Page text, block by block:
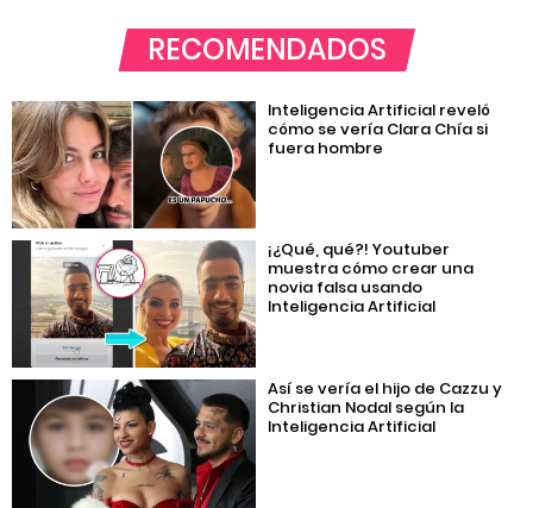
RECOMENDADOS
Inteligencia Artificial reveló
cómo se vería Clara Chía si
fuera hombre
¡¿Qué, qué?! Youtuber
muestra cómo crear una
novia falsa usando
Inteligencia Artificial
Así se vería el hijo de Cazzu y
Christian Nodal según la
Inteligencia Artificial